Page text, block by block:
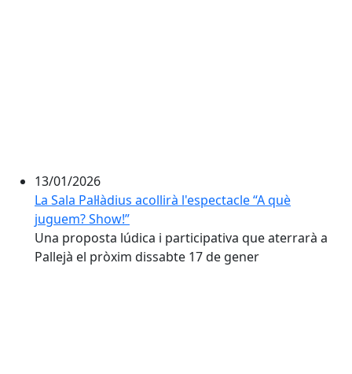
13/01/2026
La Sala Pal·làdius acollirà l'espectacle “A què
juguem? Show!”
Una proposta lúdica i participativa que aterrarà a
Pallejà el pròxim dissabte 17 de gener